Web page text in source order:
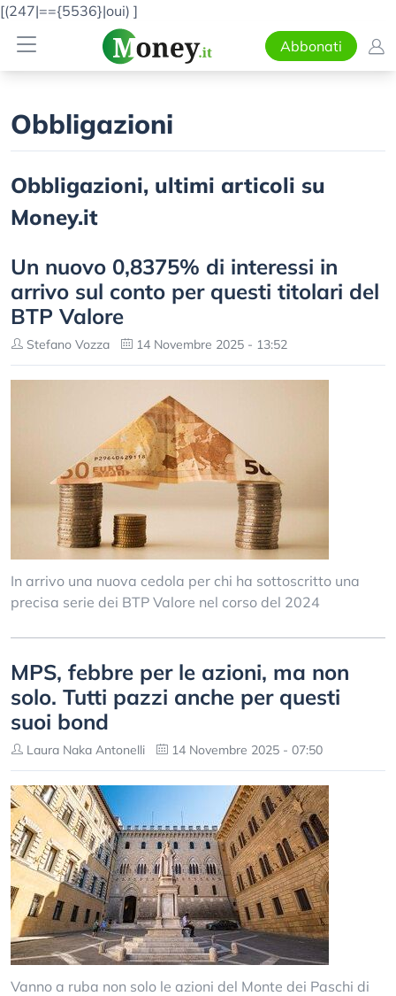
[(247|=={5536}|oui) ]
Abbonati
Obbligazioni
Obbligazioni, ultimi articoli su
Money.it
Un nuovo 0,8375% di interessi in
arrivo sul conto per questi titolari del
BTP Valore
Stefano Vozza 14 Novembre 2025 - 13:52
In arrivo una nuova cedola per chi ha sottoscritto una
precisa serie dei BTP Valore nel corso del 2024
MPS, febbre per le azioni, ma non
solo. Tutti pazzi anche per questi
suoi bond
Laura Naka Antonelli 14 Novembre 2025 - 07:50
Vanno a ruba non solo le azioni del Monte dei Paschi di